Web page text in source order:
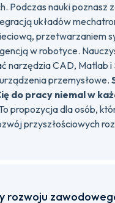
Podczas nauki poznasz
układów
przetwarzaniem
w robotyce.
narzędzia CAD, Matlab i
przemysłowe.
do pracy niemal w
propozycja dla osób,
przyszłościowych
rozwoju